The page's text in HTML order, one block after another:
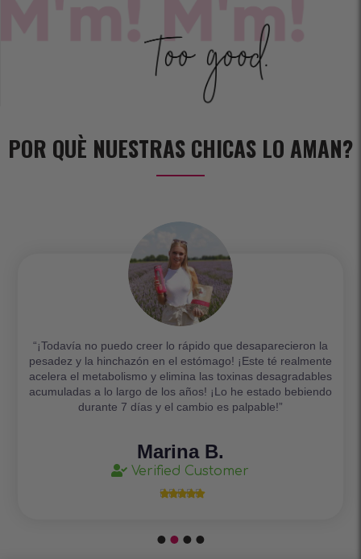
POR QUÈ NUESTRAS CHICAS LO AMAN?
“¡Todavía no puedo creer lo rápido que desaparecieron la
pesadez y la hinchazón en el estómago! ¡Este té realmente
acelera el metabolismo y elimina las toxinas desagradables
acumuladas a lo largo de los años! ¡Lo he estado bebiendo
durante 7 días y el cambio es palpable!”
Marina B.
Verified Customer
    